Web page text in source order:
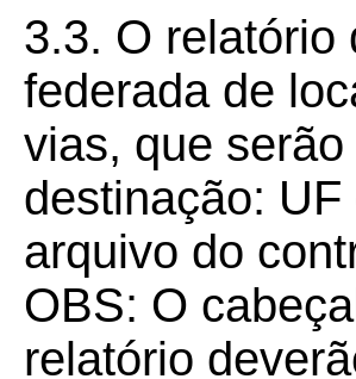
3.3. O relatório
federada de
vias, que
destinação:
arquivo do
OBS: O
relatório